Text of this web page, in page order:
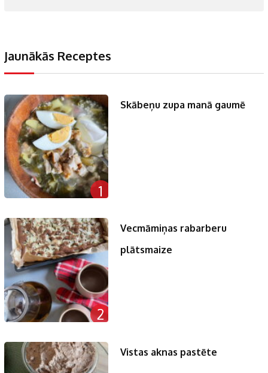
Jaunākās Receptes
1
Skābeņu zupa manā gaumē
2
Vecmāmiņas rabarberu
plātsmaize
Vistas aknas pastēte